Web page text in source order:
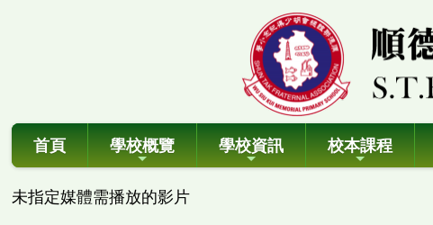
首頁 學校概覽 學校資訊 校本課程
未指定媒體需播放的影片